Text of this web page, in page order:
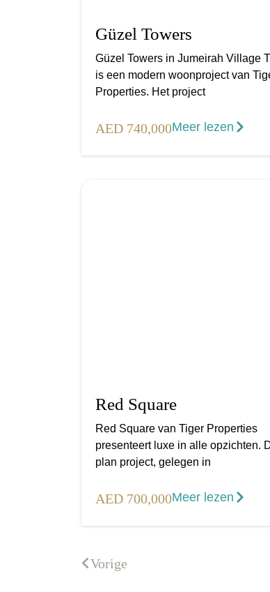
Güzel Towers
Güzel Towers in Jumeirah Village
is een modern woonproject van
Properties. Het project
AED 740,000Meer lezen
Red Square
Red Square van Tiger Properties
presenteert luxe in alle opzichten.
plan project, gelegen in
AED 700,000Meer lezen
Vorige